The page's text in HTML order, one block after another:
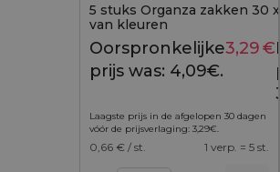
5 stuks Organza zakken 30
van kleuren
Oorspronkelijke
prijs was: 4,09€.
3,29€
Laagste prijs in de afgelopen 30 dagen
vóór de prijsverlaging: 3,29€.
0,66 € / st. 1 verp. = 5 st.